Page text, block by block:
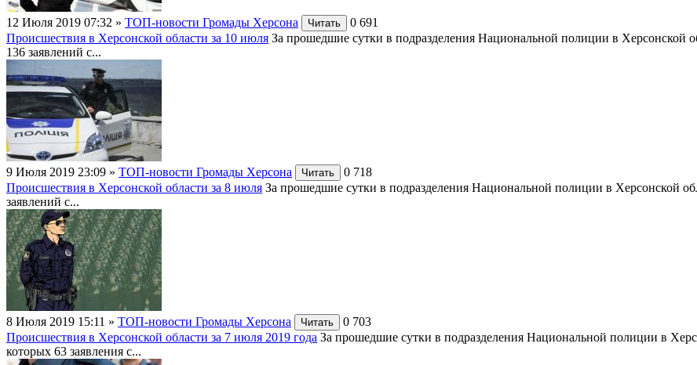
12 Июля 2019 07:32 » ТОП-новости Громады Херсона Читать 0 691
Происшествия в Херсонской области за 10 июля За прошедшие сутки в подразделения Национальной полиции в Херсонской
136 заявлений с...
9 Июля 2019 23:09 » ТОП-новости Громады Херсона Читать 0 718
Происшествия в Херсонской области за 8 июля За прошедшие сутки в подразделения Национальной полиции в Херсонской
заявлений с...
8 Июля 2019 15:11 » ТОП-новости Громады Херсона Читать 0 703
Происшествия в Херсонской области за 7 июля 2019 года За прошедшие сутки в подразделения Национальной полиции в
которых 63 заявления с...